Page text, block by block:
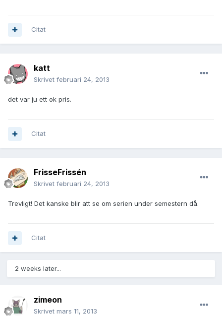
Citat
katt
Skrivet februari 24, 2013
det var ju ett ok pris.
Citat
FrisseFrissén
Skrivet februari 24, 2013
Trevligt! Det kanske blir att se om serien under semestern då.
Citat
2 weeks later...
zimeon
Skrivet mars 11, 2013